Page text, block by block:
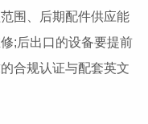
围、后期配件供应能
;后出口的设备要提前
合规认证与配套英文